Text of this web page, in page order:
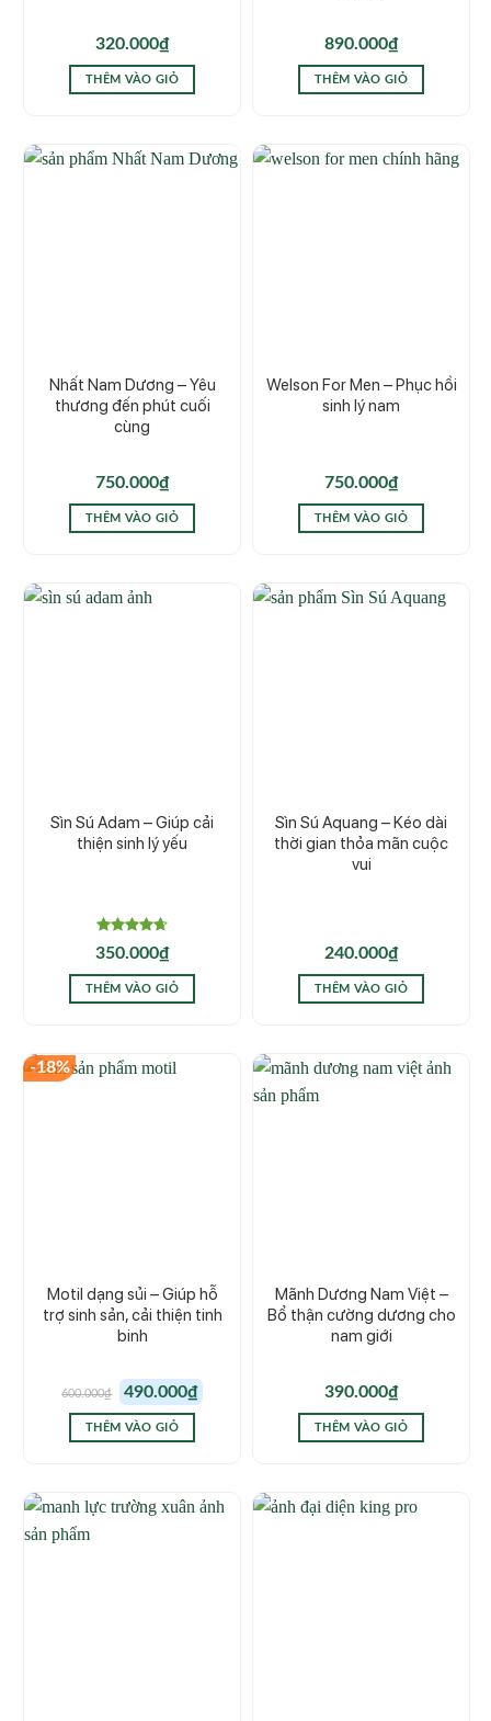
320.000₫
THÊM VÀO GIỎ
890.000₫
THÊM VÀO GIỎ
Nhất Nam Dương – Yêu
thương đến phút cuối
cùng
750.000₫
THÊM VÀO GIỎ
Welson For Men – Phục hồi
sinh lý nam
750.000₫
THÊM VÀO GIỎ
Sìn Sú Adam – Giúp cải
thiện sinh lý yếu
Được xếp
hạng4.67
5 sao
350.000₫
THÊM VÀO GIỎ
Sìn Sú Aquang – Kéo dài
thời gian thỏa mãn cuộc
vui
240.000₫
THÊM VÀO GIỎ
-18%
Motil dạng sủi – Giúp hỗ
trợ sinh sản, cải thiện tinh
binh
600.000₫
Giá
gốc
là:
600.000₫.
490.000₫ hiện
THÊM VÀO GIỎ
Mãnh Dương Nam Việt –
Bổ thận cường dương cho
nam giới
390.000₫
THÊM VÀO GIỎ